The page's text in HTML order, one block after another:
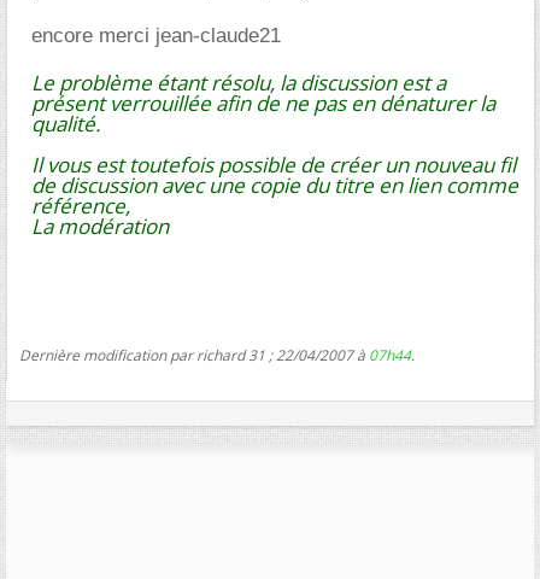
encore merci jean-claude21
Le problème étant résolu, la discussion est a
présent verrouillée afin de ne pas en dénaturer la
qualité.
Il vous est toutefois possible de créer un nouveau fil
de discussion avec une copie du titre en lien comme
référence,
La modération
Dernière modification par richard 31 ; 22/04/2007 à 07h44.